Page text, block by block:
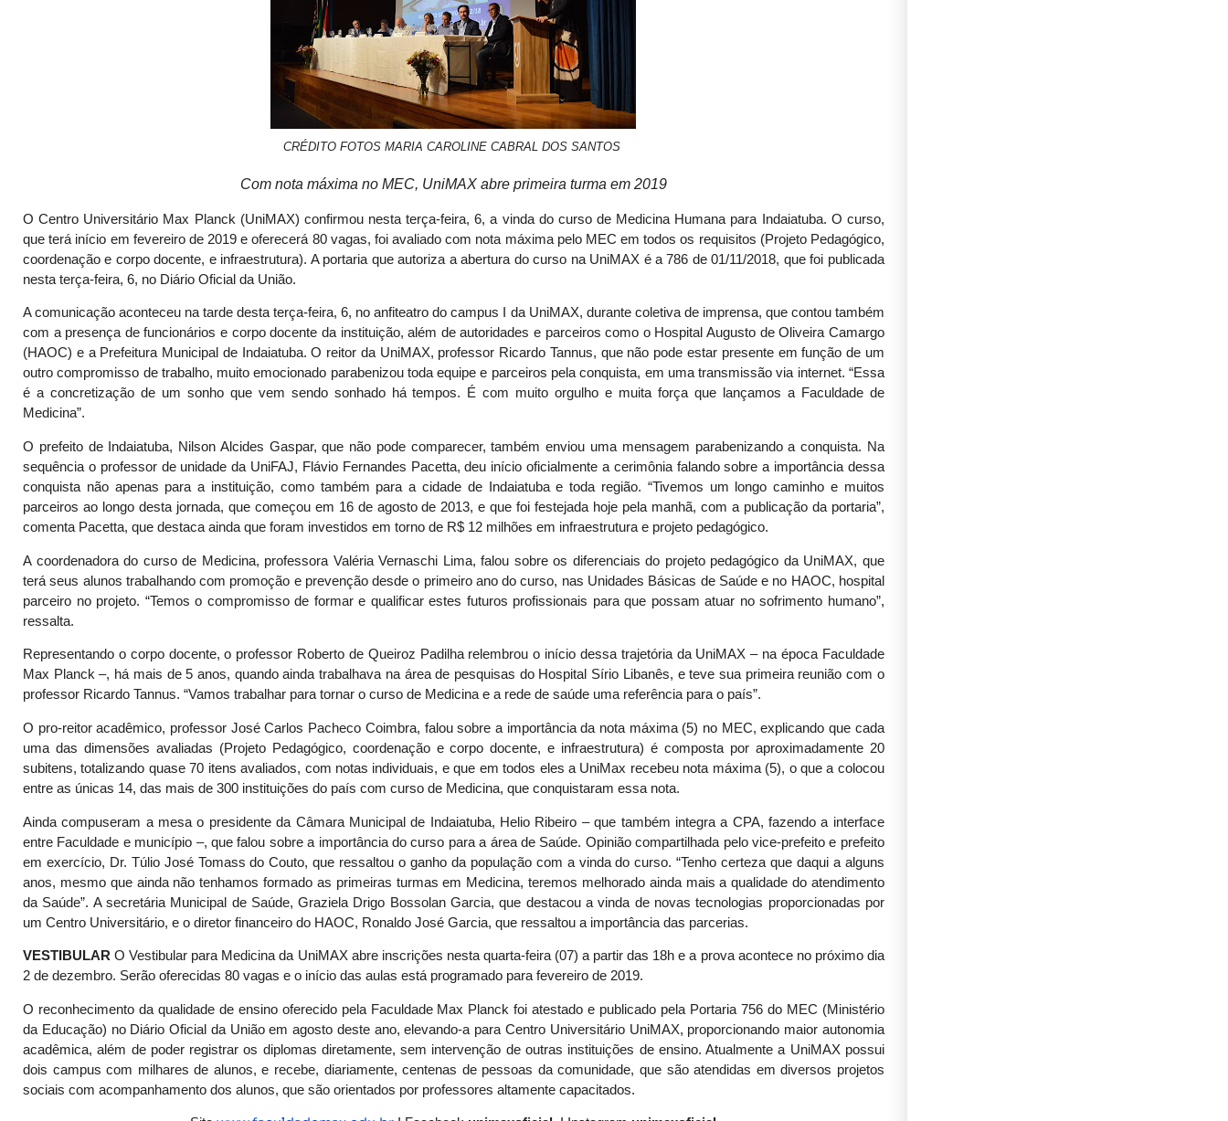
CRÉDITO FOTOS MARIA CAROLINE CABRAL DOS SANTOS
Com nota máxima no MEC, UniMAX abre primeira turma em 2019
O Centro Universitário Max Planck (UniMAX) confirmou nesta terça-feira, 6, a vinda do curso de Medicina Humana para Indaiatuba. O curso,
que terá início em fevereiro de 2019 e oferecerá 80 vagas, foi avaliado com nota máxima pelo MEC em todos os requisitos (Projeto Pedagógico,
coordenação e corpo docente, e infraestrutura). A portaria que autoriza a abertura do curso na UniMAX é a 786 de 01/11/2018, que foi publicada
nesta terça-feira, 6, no Diário Oficial da União.
A comunicação aconteceu na tarde desta terça-feira, 6, no anfiteatro do campus I da UniMAX, durante coletiva de imprensa, que contou também
com a presença de funcionários e corpo docente da instituição, além de autoridades e parceiros como o Hospital Augusto de Oliveira Camargo
(HAOC) e a Prefeitura Municipal de Indaiatuba. O reitor da UniMAX, professor Ricardo Tannus, que não pode estar presente em função de um
outro compromisso de trabalho, muito emocionado parabenizou toda equipe e parceiros pela conquista, em uma transmissão via internet. “Essa
é a concretização de um sonho que vem sendo sonhado há tempos. É com muito orgulho e muita força que lançamos a Faculdade de
Medicina”.
O prefeito de Indaiatuba, Nilson Alcides Gaspar, que não pode comparecer, também enviou uma mensagem parabenizando a conquista. Na
sequência o professor de unidade da UniFAJ, Flávio Fernandes Pacetta, deu início oficialmente a cerimônia falando sobre a importância dessa
conquista não apenas para a instituição, como também para a cidade de Indaiatuba e toda região. “Tivemos um longo caminho e muitos
parceiros ao longo desta jornada, que começou em 16 de agosto de 2013, e que foi festejada hoje pela manhã, com a publicação da portaria”,
comenta Pacetta, que destaca ainda que foram investidos em torno de R$ 12 milhões em infraestrutura e projeto pedagógico.
A coordenadora do curso de Medicina, professora Valéria Vernaschi Lima, falou sobre os diferenciais do projeto pedagógico da UniMAX, que
terá seus alunos trabalhando com promoção e prevenção desde o primeiro ano do curso, nas Unidades Básicas de Saúde e no HAOC, hospital
parceiro no projeto. “Temos o compromisso de formar e qualificar estes futuros profissionais para que possam atuar no sofrimento humano”,
ressalta.
Representando o corpo docente, o professor Roberto de Queiroz Padilha relembrou o início dessa trajetória da UniMAX – na época Faculdade
Max Planck –, há mais de 5 anos, quando ainda trabalhava na área de pesquisas do Hospital Sírio Libanês, e teve sua primeira reunião com o
professor Ricardo Tannus. “Vamos trabalhar para tornar o curso de Medicina e a rede de saúde uma referência para o país”.
O pro-reitor acadêmico, professor José Carlos Pacheco Coimbra, falou sobre a importância da nota máxima (5) no MEC, explicando que cada
uma das dimensões avaliadas (Projeto Pedagógico, coordenação e corpo docente, e infraestrutura) é composta por aproximadamente 20
subitens, totalizando quase 70 itens avaliados, com notas individuais, e que em todos eles a UniMax recebeu nota máxima (5), o que a colocou
entre as únicas 14, das mais de 300 instituições do país com curso de Medicina, que conquistaram essa nota.
Ainda compuseram a mesa o presidente da Câmara Municipal de Indaiatuba, Helio Ribeiro – que também integra a CPA, fazendo a interface
entre Faculdade e município –, que falou sobre a importância do curso para a área de Saúde. Opinião compartilhada pelo vice-prefeito e prefeito
em exercício, Dr. Túlio José Tomass do Couto, que ressaltou o ganho da população com a vinda do curso. “Tenho certeza que daqui a alguns
anos, mesmo que ainda não tenhamos formado as primeiras turmas em Medicina, teremos melhorado ainda mais a qualidade do atendimento
da Saúde”. A secretária Municipal de Saúde, Graziela Drigo Bossolan Garcia, que destacou a vinda de novas tecnologias proporcionadas por
um Centro Universitário, e o diretor financeiro do HAOC, Ronaldo José Garcia, que ressaltou a importância das parcerias.
VESTIBULARO Vestibular para Medicina da UniMAX abre inscrições nesta quarta-feira (07) a partir das 18h e a prova acontece no próximo dia
2 de dezembro. Serão oferecidas 80 vagas e o início das aulas está programado para fevereiro de 2019.
O reconhecimento da qualidade de ensino oferecido pela Faculdade Max Planck foi atestado e publicado pela Portaria 756 do MEC (Ministério
da Educação) no Diário Oficial da União em agosto deste ano, elevando-a para Centro Universitário UniMAX, proporcionando maior autonomia
acadêmica, além de poder registrar os diplomas diretamente, sem intervenção de outras instituições de ensino. Atualmente a UniMAX possui
dois campus com milhares de alunos, e recebe, diariamente, centenas de pessoas da comunidade, que são atendidas em diversos projetos
sociais com acompanhamento dos alunos, que são orientados por professores altamente capacitados.